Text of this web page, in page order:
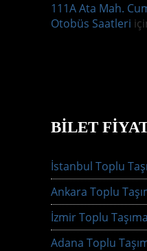
111A Ata Mah.
Otobüs Saatleri
BILET
İstanbul Toplu
Ankara Toplu
İzmir Toplu
Adana Toplu